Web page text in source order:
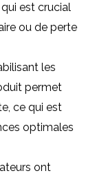
est crucial
ou de perte
les
permet
ce qui est
optimales
ont